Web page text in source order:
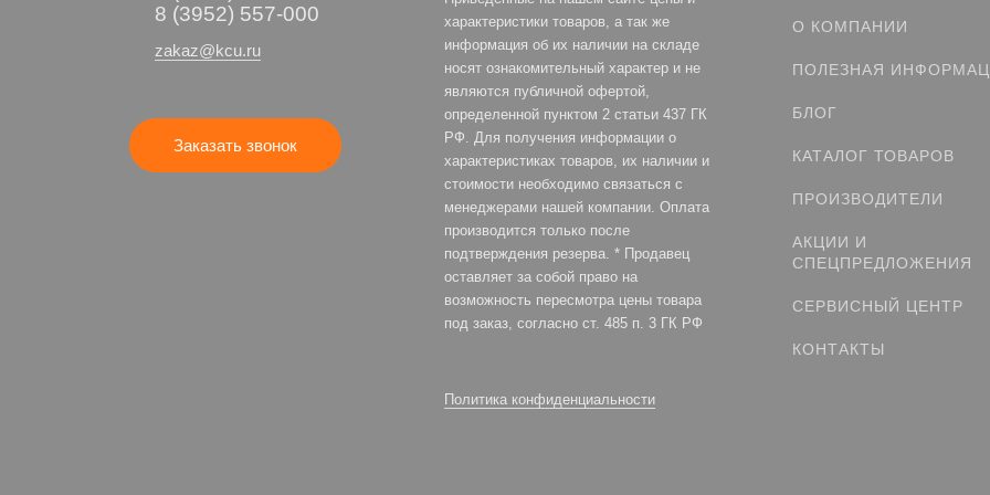
8 (3952) 557-000
zakaz@kcu.ru
Заказать звонок
характеристики товаров, а так же
информация об их наличии на складе
носят ознакомительный характер и не
являются публичной офертой,
определенной пунктом 2 статьи 437 ГК
РФ. Для получения информации о
характеристиках товаров, их наличии и
стоимости необходимо связаться с
менеджерами нашей компании. Оплата
производится только после
подтверждения резерва. * Продавец
оставляет за собой право на
возможность пересмотра цены товара
под заказ, согласно ст. 485 п. 3 ГК РФ
Политика конфиденциальности
О КОМПАНИИ
ПОЛЕЗНАЯ
БЛОГ
КАТАЛОГ ТОВАРОВ
ПРОИЗВОДИТЕЛИ
АКЦИИ И
СПЕЦПРЕДЛОЖЕНИЯ
СЕРВИСНЫЙ ЦЕНТР
КОНТАКТЫ